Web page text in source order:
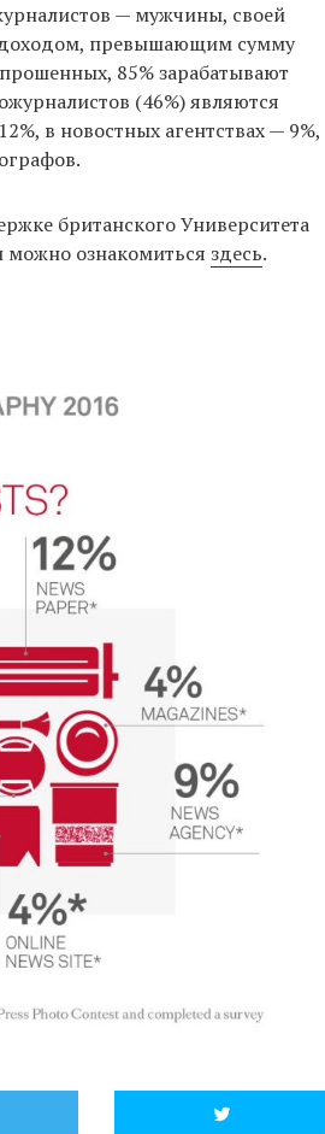
— мужчины, своей
доходом, превышающим сумму
85% зарабатывают
(46%) являются
в новостных агентствах — 9%,
британского Университета
можно ознакомиться здесь.